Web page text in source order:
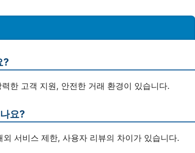
?
한 고객 지원, 안전한 거래 환경이 있습니다.
요?
서비스 제한, 사용자 리뷰의 차이가 있습니다.